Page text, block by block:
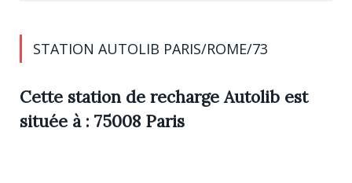
STATION AUTOLIB PARIS/ROME/73
Cette station de recharge Autolib est
située à : 75008 Paris